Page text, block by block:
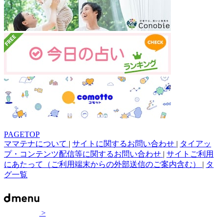
PAGETOP
ママテナについて | サイトに関するお問い合わせ | タイアッ
プ・コンテンツ配信等に関するお問い合わせ | サイトご利用
にあたって（ご利用端末からの外部送信のご案内含む） | タ
グ一覧
>